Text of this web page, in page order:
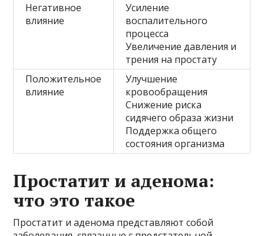
Негативное
влияние
Усиление
воспалительного
процесса
Увеличение давления и
трения на простату
Положительное
влияние
Улучшение
кровообращения
Снижение риска
сидячего образа жизни
Поддержка общего
состояния организма
Простатит и аденома:
что это такое
Простатит и аденома представляют собой